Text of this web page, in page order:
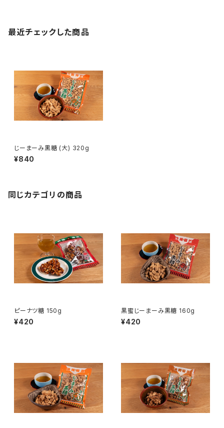
最近チェックした商品
じーまーみ黒糖 (大) 320g
¥840
同じカテゴリの商品
ピーナツ糖 150g
¥420
黒蜜じーまーみ黒糖 160g
¥420